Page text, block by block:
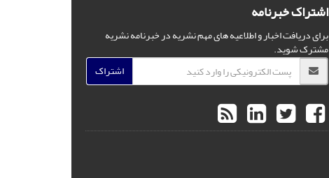
اشتراک خبرنامه
برای دریافت اخبار و اطلاعیه های مهم نشریه در خبرنامه نشریه
مشترک شوید.
اشتراک